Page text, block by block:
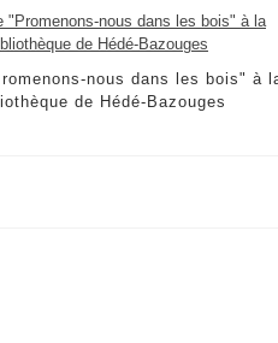
nous dans les bois" à
de Hédé-Bazouges